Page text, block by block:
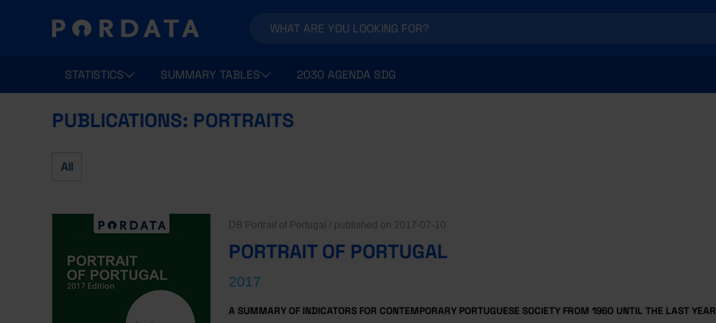
STATISTICS SUMMARY TABLES 2030 AGENDA SDG
PUBLICATIONS: PORTRAITS
All
DB Portrait of Portugal / published on 2017-07-10
PORTRAIT OF PORTUGAL
2017
A SUMMARY OF INDICATORS FOR CONTEMPORARY PORTUGUESE SOCIETY FROM 1960 UNTIL THE LAST YEAR